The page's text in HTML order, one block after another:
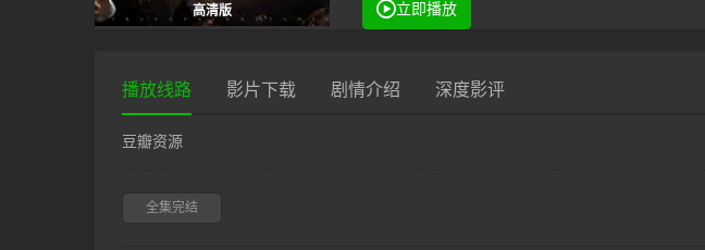
高清版 立即播放
播放线路 影片下载 剧情介绍 深度影评
豆瓣资源
全集完结